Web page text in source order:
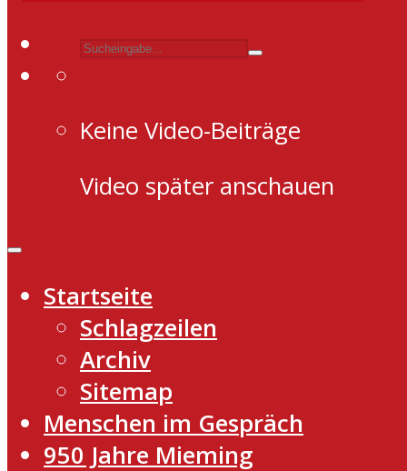
Keine Video-Beiträge
Video später anschauen
Startseite
Schlagzeilen
Archiv
Sitemap
Menschen im Gespräch
950 Jahre Mieming